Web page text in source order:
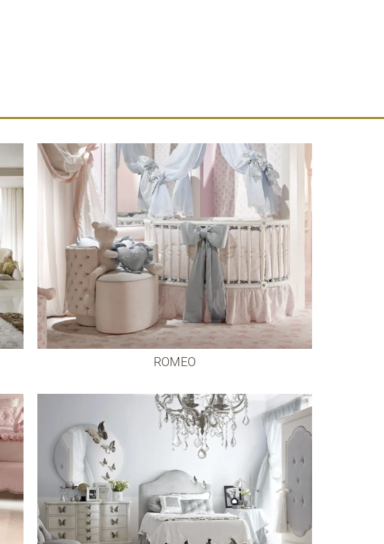
ROMEO